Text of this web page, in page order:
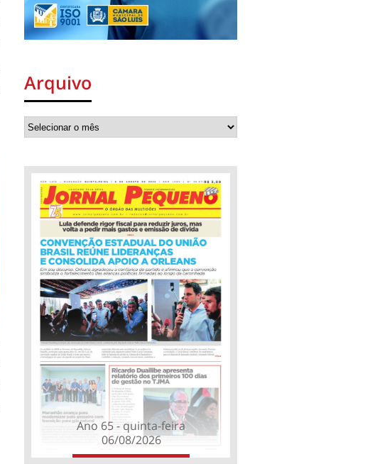
Arquivo
Ano 65 - quinta-feira
06/08/2026